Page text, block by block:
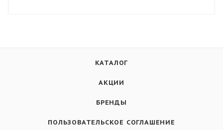
КАТАЛОГ
АКЦИИ
БРЕНДЫ
ПОЛЬЗОВАТЕЛЬСКОЕ СОГЛАШЕНИЕ